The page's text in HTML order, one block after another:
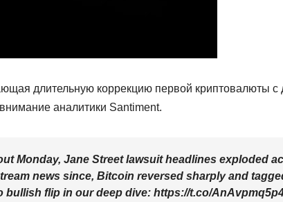
длительную коррекцию первой криптовалюты с
аналитики Santiment.
Monday, Jane Street lawsuit headlines exploded
news since, Bitcoin reversed sharply and
bullish flip in our deep dive: https://t.co/